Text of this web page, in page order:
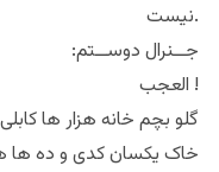
نیست.
:جــنرال دوســتم
العجب !
گلو بچم خانه هزار ها
خاک یکسان کدی و ده ها